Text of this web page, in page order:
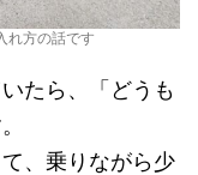
れ方の話です
たら、「どうも
、乗りながら少